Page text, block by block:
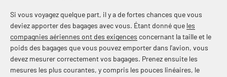
Si vous voyagez quelque part, il y a de fortes chances que vous
deviez apporter des bagages avec vous. Étant donné que les
compagnies aériennes ont des exigences concernant la taille et le
poids des bagages que vous pouvez emporter dans l'avion, vous
devez mesurer correctement vos bagages. Prenez ensuite les
mesures les plus courantes, y compris les pouces linéaires, le